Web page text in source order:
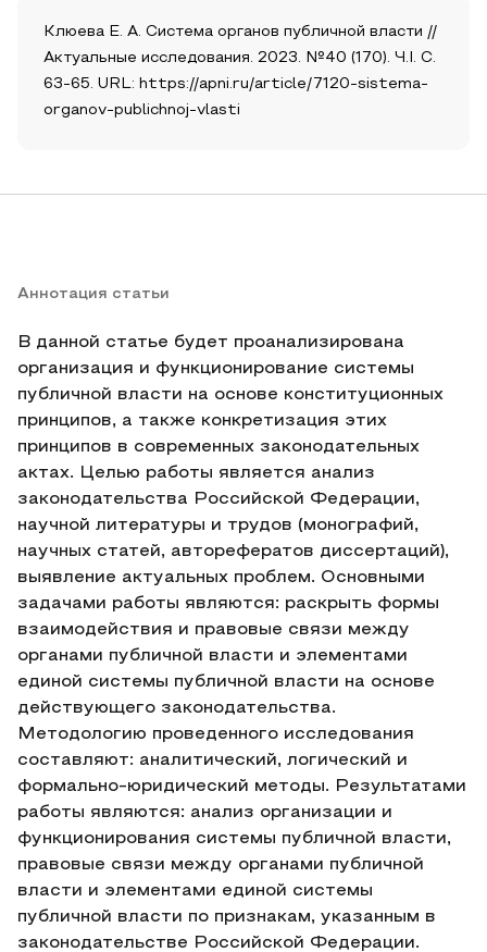
Клюева Е. А. Система органов публичной власти //
Актуальные исследования. 2023. №40 (170). Ч.I. С.
63-65. URL: https://apni.ru/article/7120-sistema-
organov-publichnoj-vlasti
Аннотация статьи
В данной статье будет проанализирована
организация и функционирование системы
публичной власти на основе конституционных
принципов, а также конкретизация этих
принципов в современных законодательных
актах. Целью работы является анализ
законодательства Российской Федерации,
научной литературы и трудов (монографий,
научных статей, авторефератов диссертаций),
выявление актуальных проблем. Основными
задачами работы являются: раскрыть формы
взаимодействия и правовые связи между
органами публичной власти и элементами
единой системы публичной власти на основе
действующего законодательства.
Методологию проведенного исследования
составляют: аналитический, логический и
формально-юридический методы. Результатами
работы являются: анализ организации и
функционирования системы публичной власти,
правовые связи между органами публичной
власти и элементами единой системы
публичной власти по признакам, указанным в
законодательстве Российской Федерации.